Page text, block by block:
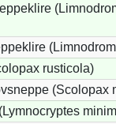
rusticola)
(Scolopax